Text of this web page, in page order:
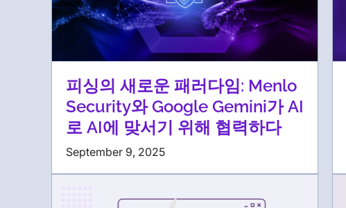
피싱의 새로운 패러다임: Menlo
Security와 Google Gemini가 AI
로 AI에 맞서기 위해 협력하다
September 9, 2025